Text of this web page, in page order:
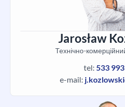
Jarosław
Технічно-
tel: 533
e-mail: